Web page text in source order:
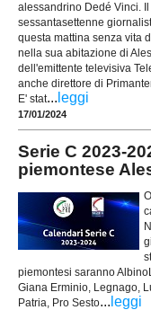
alessandrino Dedé Vinci. Il
sessantasettenne
questa mattina senza vita
nella sua abitazione di
dell'emittente televisiva
anche direttore di
E' stat... leggi
17/01/2024
Serie C 2023-
piemontese
piemontesi saranno
Giana Erminio, Legnago,
Patria, Pro Sesto... leggi